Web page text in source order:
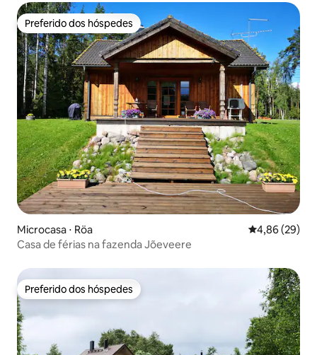
Preferido dos hóspedes
Preferido dos hóspedes
Microcasa ⋅ Röa 4,86 de uma
4,86 (29)
Casa de férias na fazenda Jõeveere
Preferido dos hóspedes
Preferido dos hóspedes